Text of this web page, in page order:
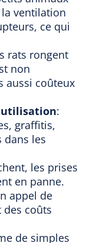
ventilation
ce qui
rats rongent
non
aussi coûteux
utilisation:
graffitis,
dans les
les prises
en panne.
appel de
des coûts
de simples